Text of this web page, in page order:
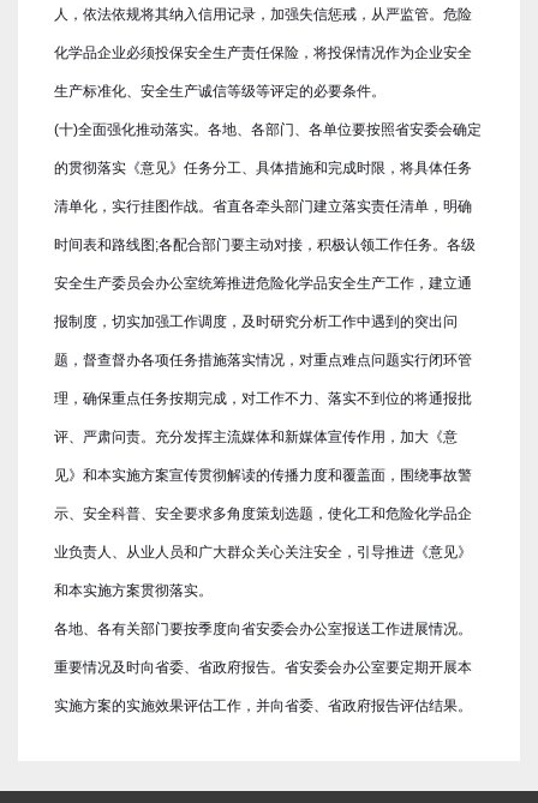
人，依法依规将其纳入信用记录，加强失信惩戒，从严监管。危险
化学品企业必须投保安全生产责任保险，将投保情况作为企业安全
生产标准化、安全生产诚信等级等评定的必要条件。
(十)全面强化推动落实。各地、各部门、各单位要按照省安委会确定
的贯彻落实《意见》任务分工、具体措施和完成时限，将具体任务
清单化，实行挂图作战。省直各牵头部门建立落实责任清单，明确
时间表和路线图;各配合部门要主动对接，积极认领工作任务。各级
安全生产委员会办公室统筹推进危险化学品安全生产工作，建立通
报制度，切实加强工作调度，及时研究分析工作中遇到的突出问
题，督查督办各项任务措施落实情况，对重点难点问题实行闭环管
理，确保重点任务按期完成，对工作不力、落实不到位的将通报批
评、严肃问责。充分发挥主流媒体和新媒体宣传作用，加大《意
见》和本实施方案宣传贯彻解读的传播力度和覆盖面，围绕事故警
示、安全科普、安全要求多角度策划选题，使化工和危险化学品企
业负责人、从业人员和广大群众关心关注安全，引导推进《意见》
和本实施方案贯彻落实。
各地、各有关部门要按季度向省安委会办公室报送工作进展情况。
重要情况及时向省委、省政府报告。省安委会办公室要定期开展本
实施方案的实施效果评估工作，并向省委、省政府报告评估结果。